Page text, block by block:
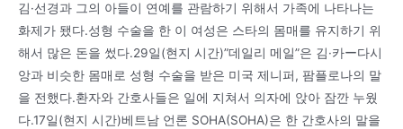
김·선경과 그의 아들이 연예를 관람하기 위해서 가족에 나타나는
화제가 됐다.성형 수술을 한 이 여성은 스타의 몸매를 유지하기 위
해서 많은 돈을 썼다.29일(현지 시간)”데일리 메일”은 김·카ー다시
앙과 비슷한 몸매로 성형 수술을 받은 미국 제니퍼, 팜플로나의 말
을 전했다.환자와 간호사들은 일에 지쳐서 의자에 앉아 잠깐 누웠
다.17일(현지 시간)베트남 언론 SOHA(SOHA)은 한 간호사의 말을